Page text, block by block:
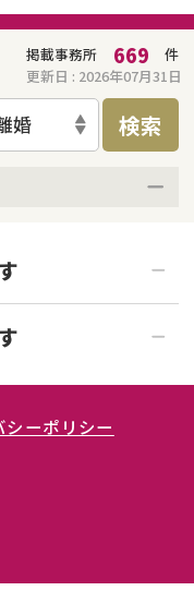
掲載事務所 669
件
更新日 : 2026年07月31日
婚 検索
祝の相談可能
県
県
川県
面会交流権
シーポリシー